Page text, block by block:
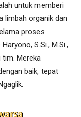
untuk memberi
limbah organik dan
proses
S.Si., M.Si.,
Mereka
baik, tepat